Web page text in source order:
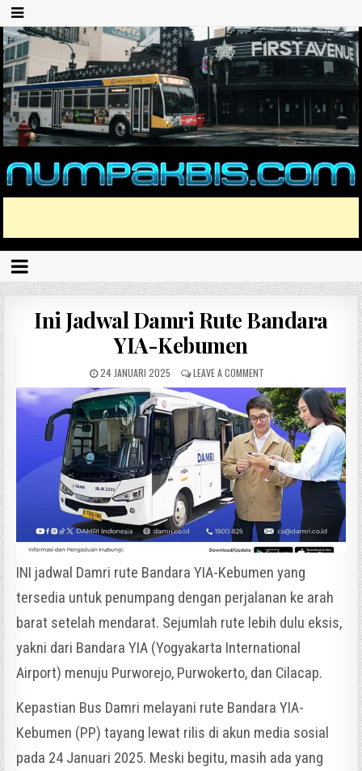
Ini Jadwal Damri Rute Bandara
YIA-Kebumen
24 JANUARI 2025 LEAVE A COMMENT
INI jadwal Damri rute Bandara YIA-Kebumen yang
tersedia untuk penumpang dengan perjalanan ke arah
barat setelah mendarat. Sejumlah rute lebih dulu eksis,
yakni dari Bandara YIA (Yogyakarta International
Airport) menuju Purworejo, Purwokerto, dan Cilacap.
Kepastian Bus Damri melayani rute Bandara YIA-
Kebumen (PP) tayang lewat rilis di akun media sosial
pada 24 Januari 2025. Meski begitu, masih ada yang